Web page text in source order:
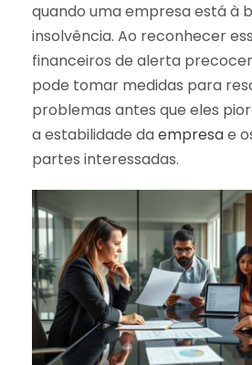
quando uma empresa está à
insolvência. Ao reconhecer
financeiros de alerta
pode tomar medidas para
problemas antes que eles
a estabilidade daempresae
partes interessadas.